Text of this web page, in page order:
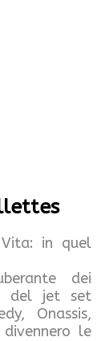
in quel
dei
del jet set
Onassis,
le